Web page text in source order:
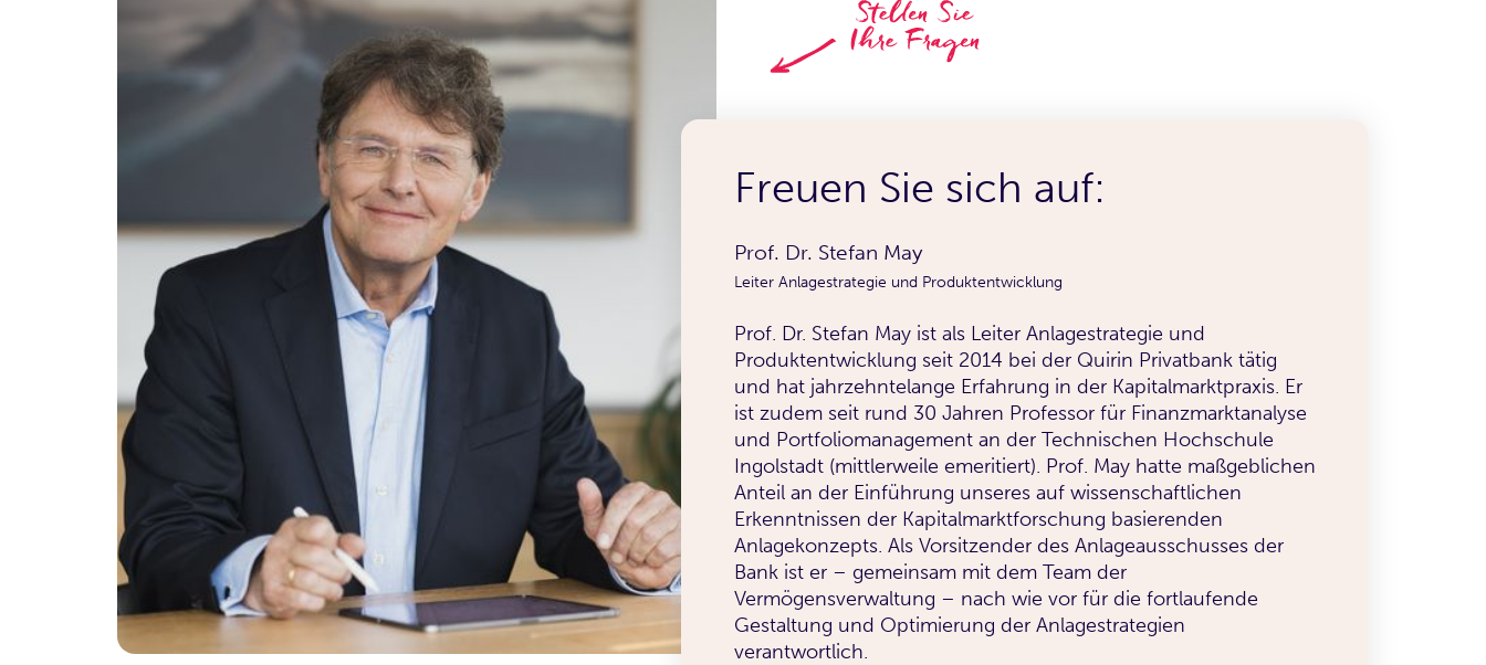
Freuen Sie sich auf:
Prof. Dr. Stefan May
Leiter Anlagestrategie und Produktentwicklung
Prof. Dr. Stefan May ist als Leiter Anlagestrategie und
Produktentwicklung seit 2014 bei der Quirin Privatbank tätig
und hat jahrzehntelange Erfahrung in der Kapitalmarktpraxis. Er
ist zudem seit rund 30 Jahren Professor für Finanzmarktanalyse
und Portfoliomanagement an der Technischen Hochschule
Ingolstadt (mittlerweile emeritiert). Prof. May hatte maßgeblichen
Anteil an der Einführung unseres auf wissenschaftlichen
Erkenntnissen der Kapitalmarktforschung basierenden
Anlagekonzepts. Als Vorsitzender des Anlageausschusses der
Bank ist er – gemeinsam mit dem Team der
Vermögensverwaltung – nach wie vor für die fortlaufende
Gestaltung und Optimierung der Anlagestrategien
verantwortlich.